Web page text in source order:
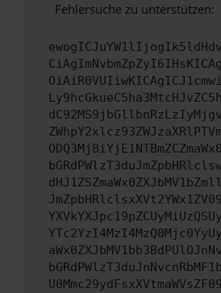
Fehlersuche zu unterstützen: